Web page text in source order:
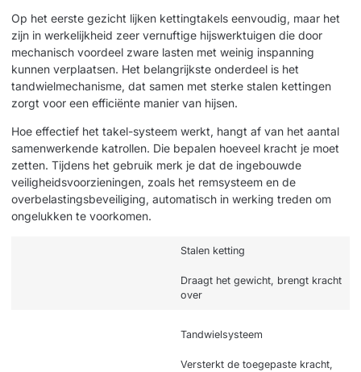
Op het eerste gezicht lijken kettingtakels eenvoudig, maar het
zijn in werkelijkheid zeer vernuftige hijswerktuigen die door
mechanisch voordeel zware lasten met weinig inspanning
kunnen verplaatsen. Het belangrijkste onderdeel is het
tandwielmechanisme, dat samen met sterke stalen kettingen
zorgt voor een efficiënte manier van hijsen.
Hoe effectief het takel-systeem werkt, hangt af van het aantal
samenwerkende katrollen. Die bepalen hoeveel kracht je moet
zetten. Tijdens het gebruik merk je dat de ingebouwde
veiligheidsvoorzieningen, zoals het remsysteem en de
overbelastingsbeveiliging, automatisch in werking treden om
ongelukken te voorkomen.
Stalen ketting
Draagt het gewicht, brengt kracht
over
Tandwielsysteem
Versterkt de toegepaste kracht,